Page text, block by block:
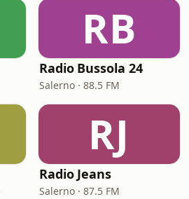
RB
Radio Bussola 24
Salerno · 88.5 FM
RJ
Radio Jeans
Salerno · 87.5 FM